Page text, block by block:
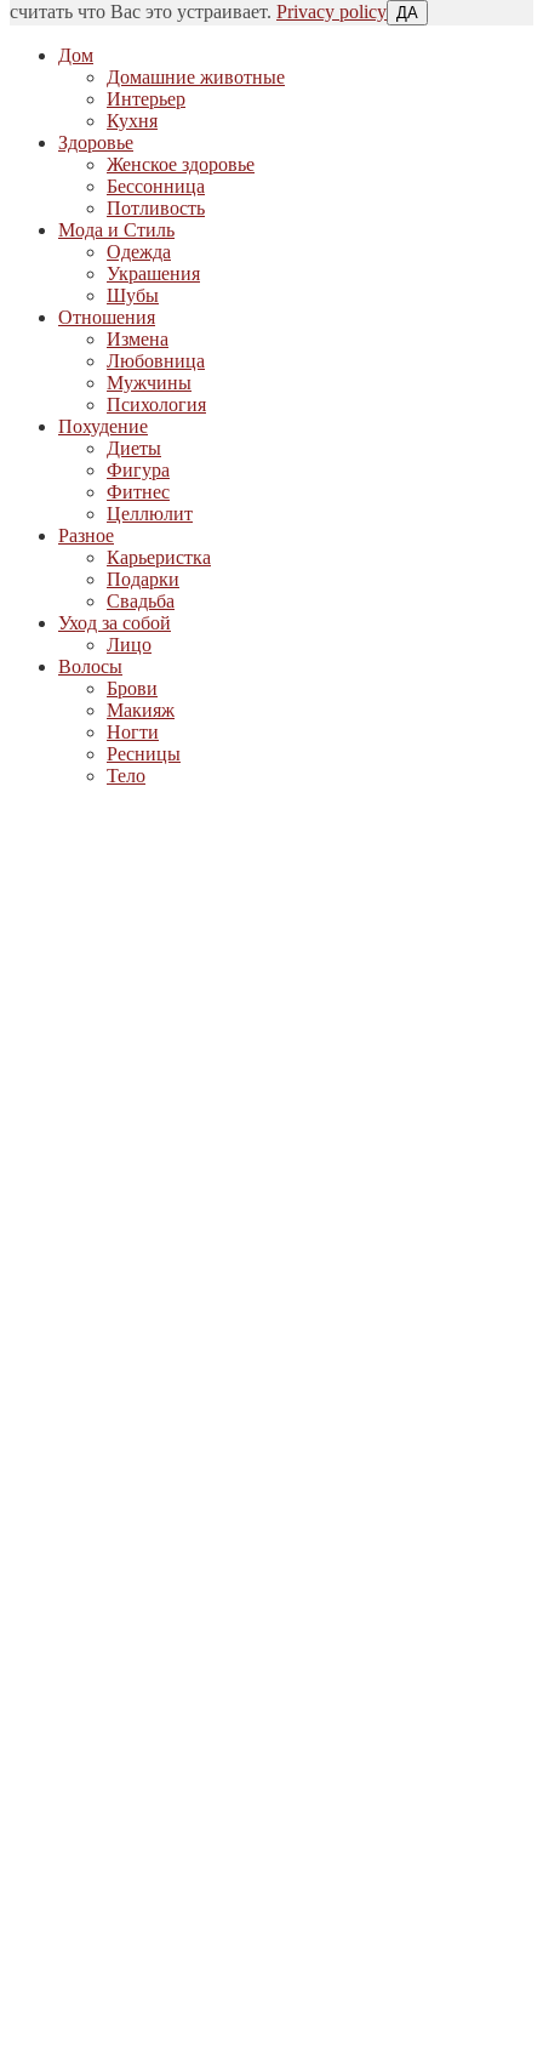
считать что Вас это устраивает. Privacy policy ДА
Дом
Домашние животные
Интерьер
Кухня
Здоровье
Женское здоровье
Бессонница
Потливость
Мода и Стиль
Одежда
Украшения
Шубы
Отношения
Измена
Любовница
Мужчины
Психология
Похудение
Диеты
Фигура
Фитнес
Целлюлит
Разное
Карьеристка
Подарки
Свадьба
Уход за собой
Лицо
Волосы
Брови
Макияж
Ногти
Ресницы
Тело